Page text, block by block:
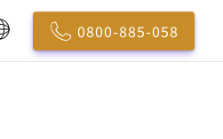
0800-885-058